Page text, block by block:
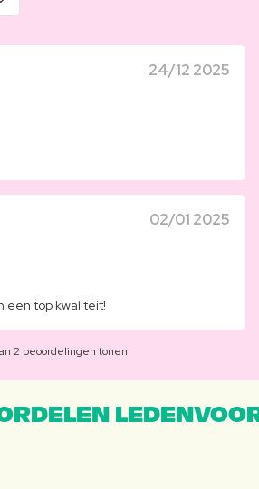
24/12 2025
02/01 2025
een top kwaliteit!
2 beoordelingen tonen